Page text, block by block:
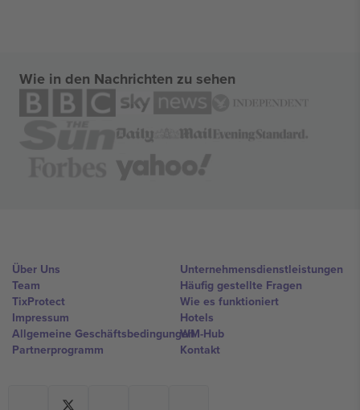
Wie in den Nachrichten zu sehen
Über Uns
Team
TixProtect
Impressum
Allgemeine Geschäftsbedingungen
Partnerprogramm
Unternehmensdienstleistungen
Häufig gestellte Fragen
Wie es funktioniert
Hotels
WM-Hub
Kontakt